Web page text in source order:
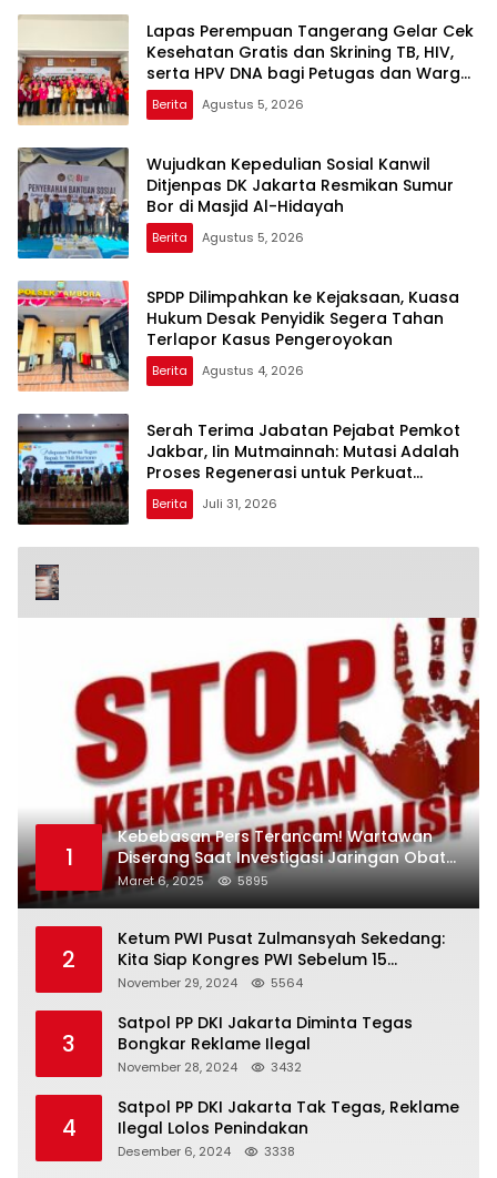
Lapas Perempuan Tangerang Gelar Cek
Kesehatan Gratis dan Skrining TB, HIV,
serta HPV DNA bagi Petugas dan Warga
Binaan
Berita Agustus 5, 2026
Wujudkan Kepedulian Sosial Kanwil
Ditjenpas DK Jakarta Resmikan Sumur
Bor di Masjid Al-Hidayah
Berita Agustus 5, 2026
SPDP Dilimpahkan ke Kejaksaan, Kuasa
Hukum Desak Penyidik Segera Tahan
Terlapor Kasus Pengeroyokan
Berita Agustus 4, 2026
Serah Terima Jabatan Pejabat Pemkot
Jakbar, Iin Mutmainnah: Mutasi Adalah
Proses Regenerasi untuk Perkuat
Pelayanan Publik
Berita Juli 31, 2026
1
Kebebasan Pers Terancam! Wartawan
Diserang Saat Investigasi Jaringan Obat
Terlarang
Maret 6, 2025 5895
2
Ketum PWI Pusat Zulmansyah Sekedang:
Kita Siap Kongres PWI Sebelum 15
Desember 2024
November 29, 2024 5564
3
Satpol PP DKI Jakarta Diminta Tegas
Bongkar Reklame Ilegal
November 28, 2024 3432
4
Satpol PP DKI Jakarta Tak Tegas, Reklame
Ilegal Lolos Penindakan
Desember 6, 2024 3338